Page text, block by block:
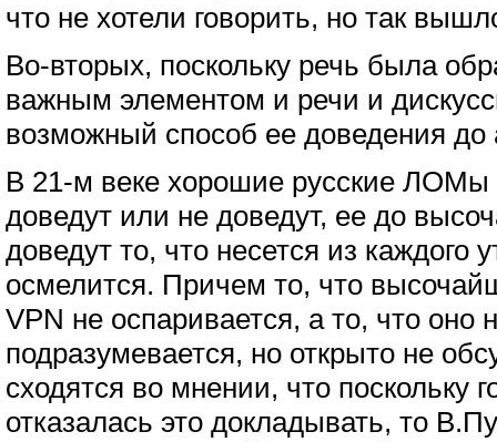
что не хотели говорить, но так
Во-вторых, поскольку речь была
важным элементом и речи и
возможный способ ее доведения до
В 21-м веке хорошие русские ЛОМы
доведут или не доведут, ее до
доведут то, что несется из каждого
осмелится. Причем то, что
VPN не оспаривается, а то, что оно
подразумевается, но открыто не
сходятся во мнении, что поскольку
отказалась это докладывать, то